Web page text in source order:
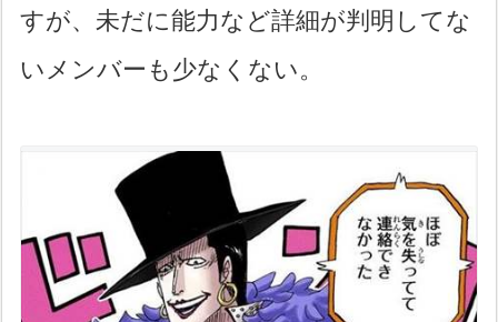
すが、未だに能力など詳細が判明してな
いメンバーも少なくない。